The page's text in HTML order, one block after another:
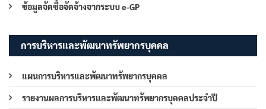
ข้อมูลจัดซื้อจัดจ้างจากระบบ e-GP
การบริหารและพัฒนาทรัพยากรบุคคล
แผนการบริหารและพัฒนาทรัพยากรบุคคล
รายงานผลการบริหารและพัฒนาทรัพยากรบุคคลประจำปี